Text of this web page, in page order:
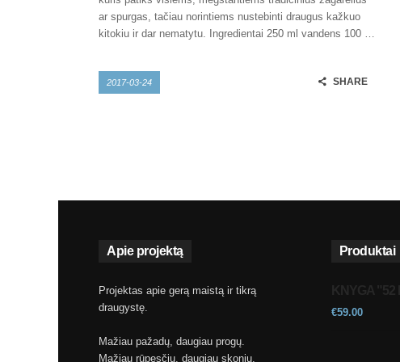
ar spurgas, tačiau norintiems nustebinti draugus kažkuo
kitokiu ir dar nematytu. Ingredientai 250 ml vandens 100 …
2017-03-24 SHARE
Apie projektą
Projektas apie gerą maistą ir tikrą
draugystę.
Mažiau pažadų, daugiau progų.
Mažiau rūpesčių, daugiau skonių.
Produktai
€59.00